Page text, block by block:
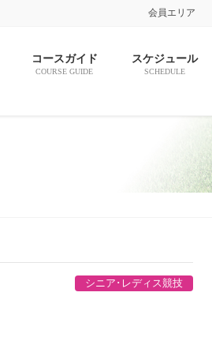
会員エリア
コースガイド
COURSE GUIDE
スケジュール
SCHEDULE
シニア･レディス競技